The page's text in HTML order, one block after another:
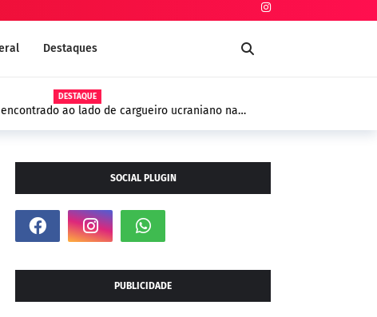
Destaques
DESTAQUE
ao lado de cargueiro ucraniano na
SOCIAL PLUGIN
PUBLICIDADE